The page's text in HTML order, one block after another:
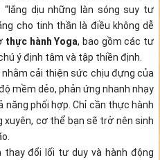
dịu những làn sóng suy tư
cho tinh thần là điều không dễ
thực hành Yoga, bao gồm các tư
ý định tâm và tập thiền định.
cải thiện sức chịu đựng của
mềm dẻo, phản ứng nhanh nhạy
phối hợp. Chỉ cần thực hành
cơ thể bạn sẽ trở nên sinh
thay đổi lối tư duy và hành động